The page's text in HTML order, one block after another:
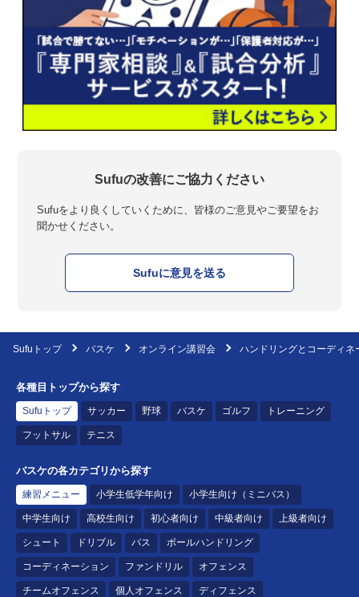
Sufuの改善にご協力ください
Sufuをより良くしていくために、皆様のご意見やご要望をお
聞かせください。
Sufuに意見を送る
Sufuトップ バスケ オンライン講習会 ハンドリングとコーディ
各種目トップから探す
Sufuトップ サッカー 野球 バスケ ゴルフ トレーニング
フットサル テニス
バスケの各カテゴリから探す
練習メニュー 小学生低学年向け 小学生向け（ミニバス）
中学生向け 高校生向け 初心者向け 中級者向け 上級者向け
シュート ドリブル パス ボールハンドリング
コーディネーション ファンドリル オフェンス
チームオフェンス 個人オフェンス ディフェンス